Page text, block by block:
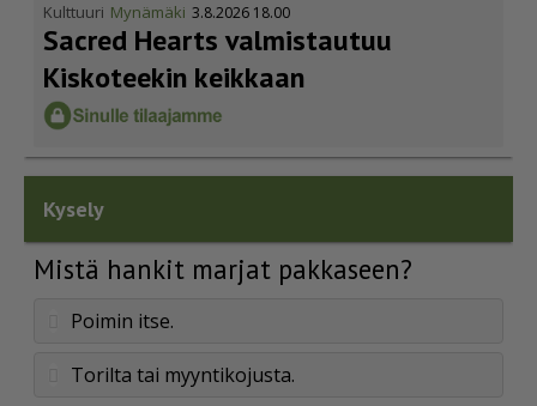
Kulttuuri Mynämäki 3.8.2026 18.00
Sacred Hearts valmistautuu
Kiskoteekin keikkaan
Kysely
Mistä hankit marjat pakkaseen?
Poimin itse.
Torilta tai myyntikojusta.